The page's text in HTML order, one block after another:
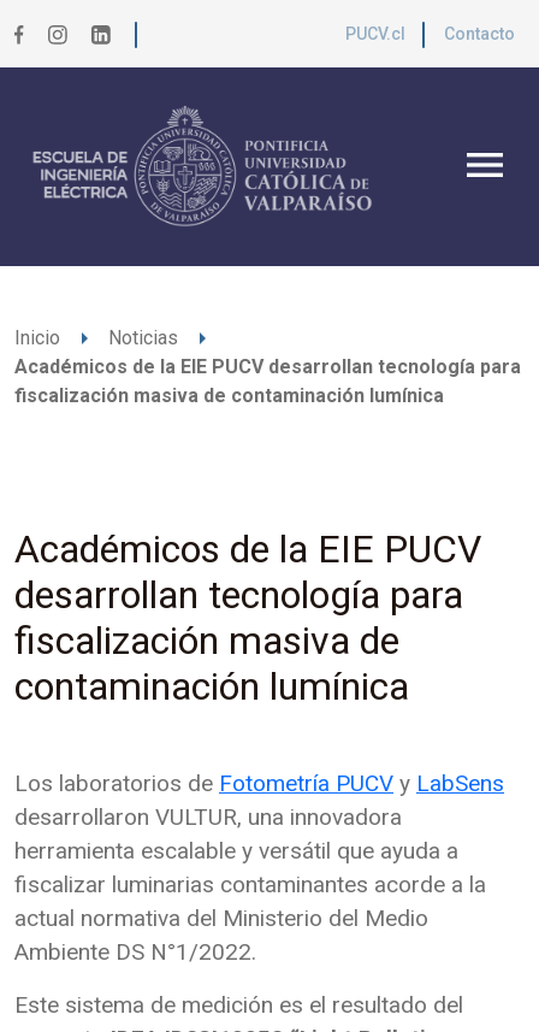
PUCV.cl Contacto
menu
Inicio arrow_right Noticias arrow_right
Académicos de la EIE PUCV desarrollan tecnología para
fiscalización masiva de contaminación lumínica
Académicos de la EIE PUCV
desarrollan tecnología para
fiscalización masiva de
contaminación lumínica
Los laboratorios de Fotometría PUCV y LabSens
desarrollaron VULTUR, una innovadora
herramienta escalable y versátil que ayuda a
fiscalizar luminarias contaminantes acorde a la
actual normativa del Ministerio del Medio
Ambiente DS N°1/2022.
Este sistema de medición es el resultado del